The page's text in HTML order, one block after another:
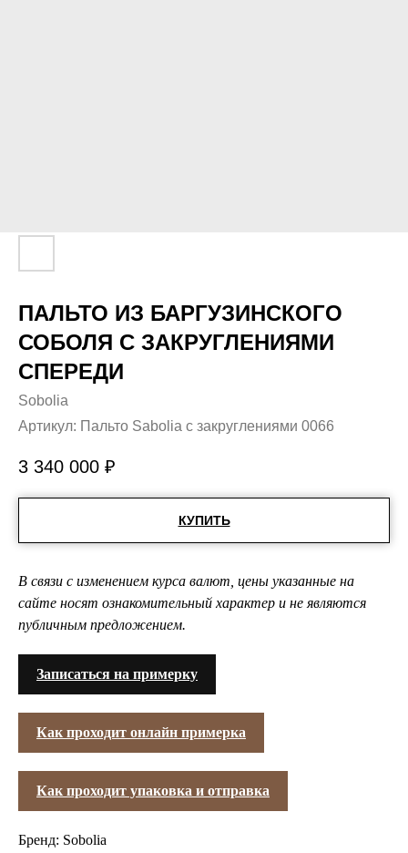
ПАЛЬТО ИЗ БАРГУЗИНСКОГО
СОБОЛЯ С ЗАКРУГЛЕНИЯМИ
СПЕРЕДИ
Sobolia
Артикул: Пальто Sabolia с закруглениями 0066
3 340 000 ₽
КУПИТЬ
В связи с изменением курса валют, цены указанные на
сайте носят ознакомительный характер и не являются
публичным предложением.
Записаться на примерку
Как проходит онлайн примерка
Как проходит упаковка и отправка
Бренд: Sobolia